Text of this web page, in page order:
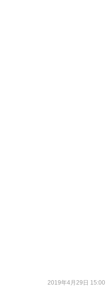
2019年4月29日 15:00